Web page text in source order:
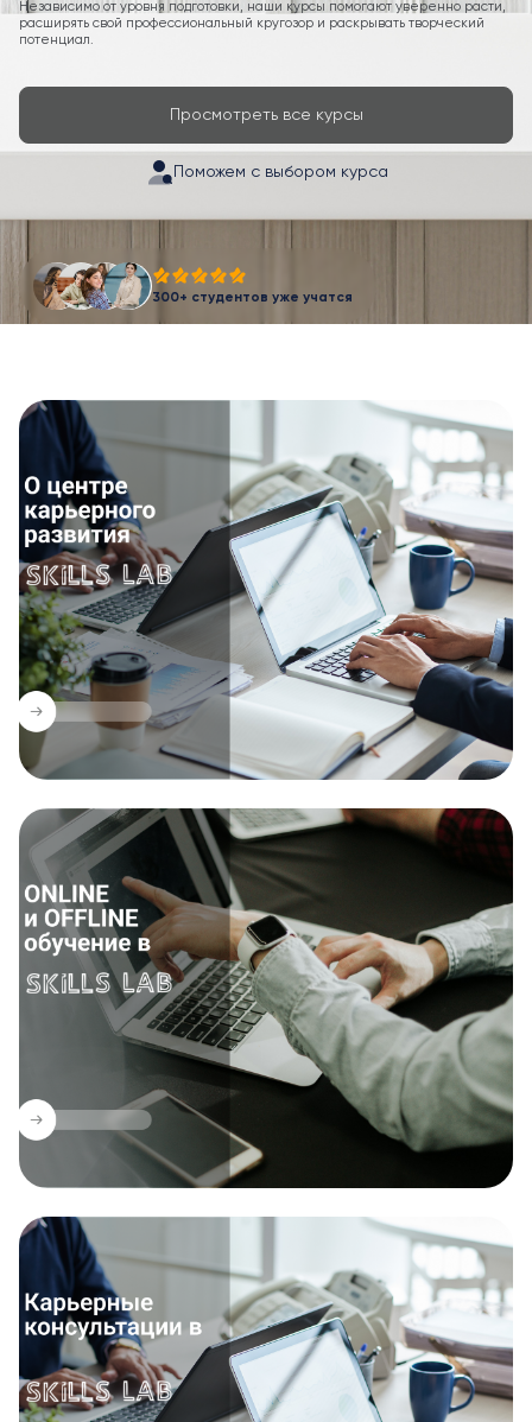
Независимо от уровня подготовки, наши курсы помогают уверенно расти,
расширять свой профессиональный кругозор и раскрывать творческий
потенциал.
Просмотреть все курсы
Поможем с выбором курса
300+ студентов уже учатся